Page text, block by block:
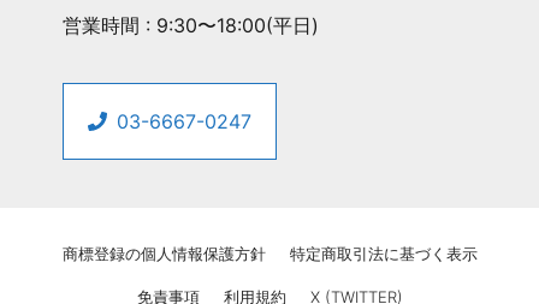
営業時間 : 9:30〜18:00(平日)
03-6667-0247
商標登録の個人情報保護方針 特定商取引法に基づく表示
免責事項 利用規約 X (TWITTER)